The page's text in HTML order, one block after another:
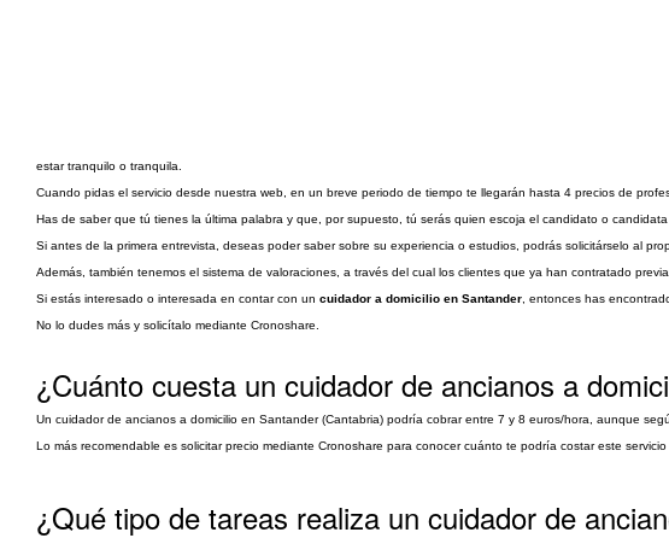
estar tranquilo o tranquila.
Cuando pidas el servicio desde nuestra web, en un breve periodo de tiempo te llegarán hasta 4 precios de
Has de saber que tú tienes la última palabra y que, por supuesto, tú serás quien escoja el candidato o
Si antes de la primera entrevista, deseas poder saber sobre su experiencia o estudios, podrás solicitárselo al
Además, también tenemos el sistema de valoraciones, a través del cual los clientes que ya han contratado
Si estás interesado o interesada en contar con un cuidador a domicilio en Santander , entonces has
No lo dudes más y solicítalo mediante Cronoshare.
¿Cuánto cuesta un cuidador de ancianos a
Un cuidador de ancianos a domicilio en Santander (Cantabria) podría cobrar entre 7 y 8 euros/hora, aunque
Lo más recomendable es solicitar precio mediante Cronoshare para conocer cuánto te podría costar este
¿Qué tipo de tareas realiza un cuidador de